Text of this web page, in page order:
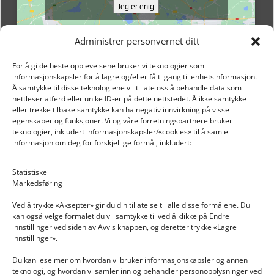
Administrer personvernet ditt
For å gi de beste opplevelsene bruker vi teknologier som
informasjonskapsler for å lagre og/eller få tilgang til enhetsinformasjon.
Å samtykke til disse teknologiene vil tillate oss å behandle data som
nettleser atferd eller unike ID-er på dette nettstedet. Å ikke samtykke
eller trekke tilbake samtykke kan ha negativ innvirkning på visse
egenskaper og funksjoner. Vi og våre forretningspartnere bruker
teknologier, inkludert informasjonskapsler/«cookies» til å samle
informasjon om deg for forskjellige formål, inkludert:
Statistiske
Markedsføring
Ved å trykke «Aksepter» gir du din tillatelse til alle disse formålene. Du
kan også velge formålet du vil samtykke til ved å klikke på Endre
innstillinger ved siden av Avvis knappen, og deretter trykke «Lagre
innstillinger».
Du kan lese mer om hvordan vi bruker informasjonskapsler og annen
teknologi, og hvordan vi samler inn og behandler personopplysninger ved
Jeg er enig
INFORMASJON